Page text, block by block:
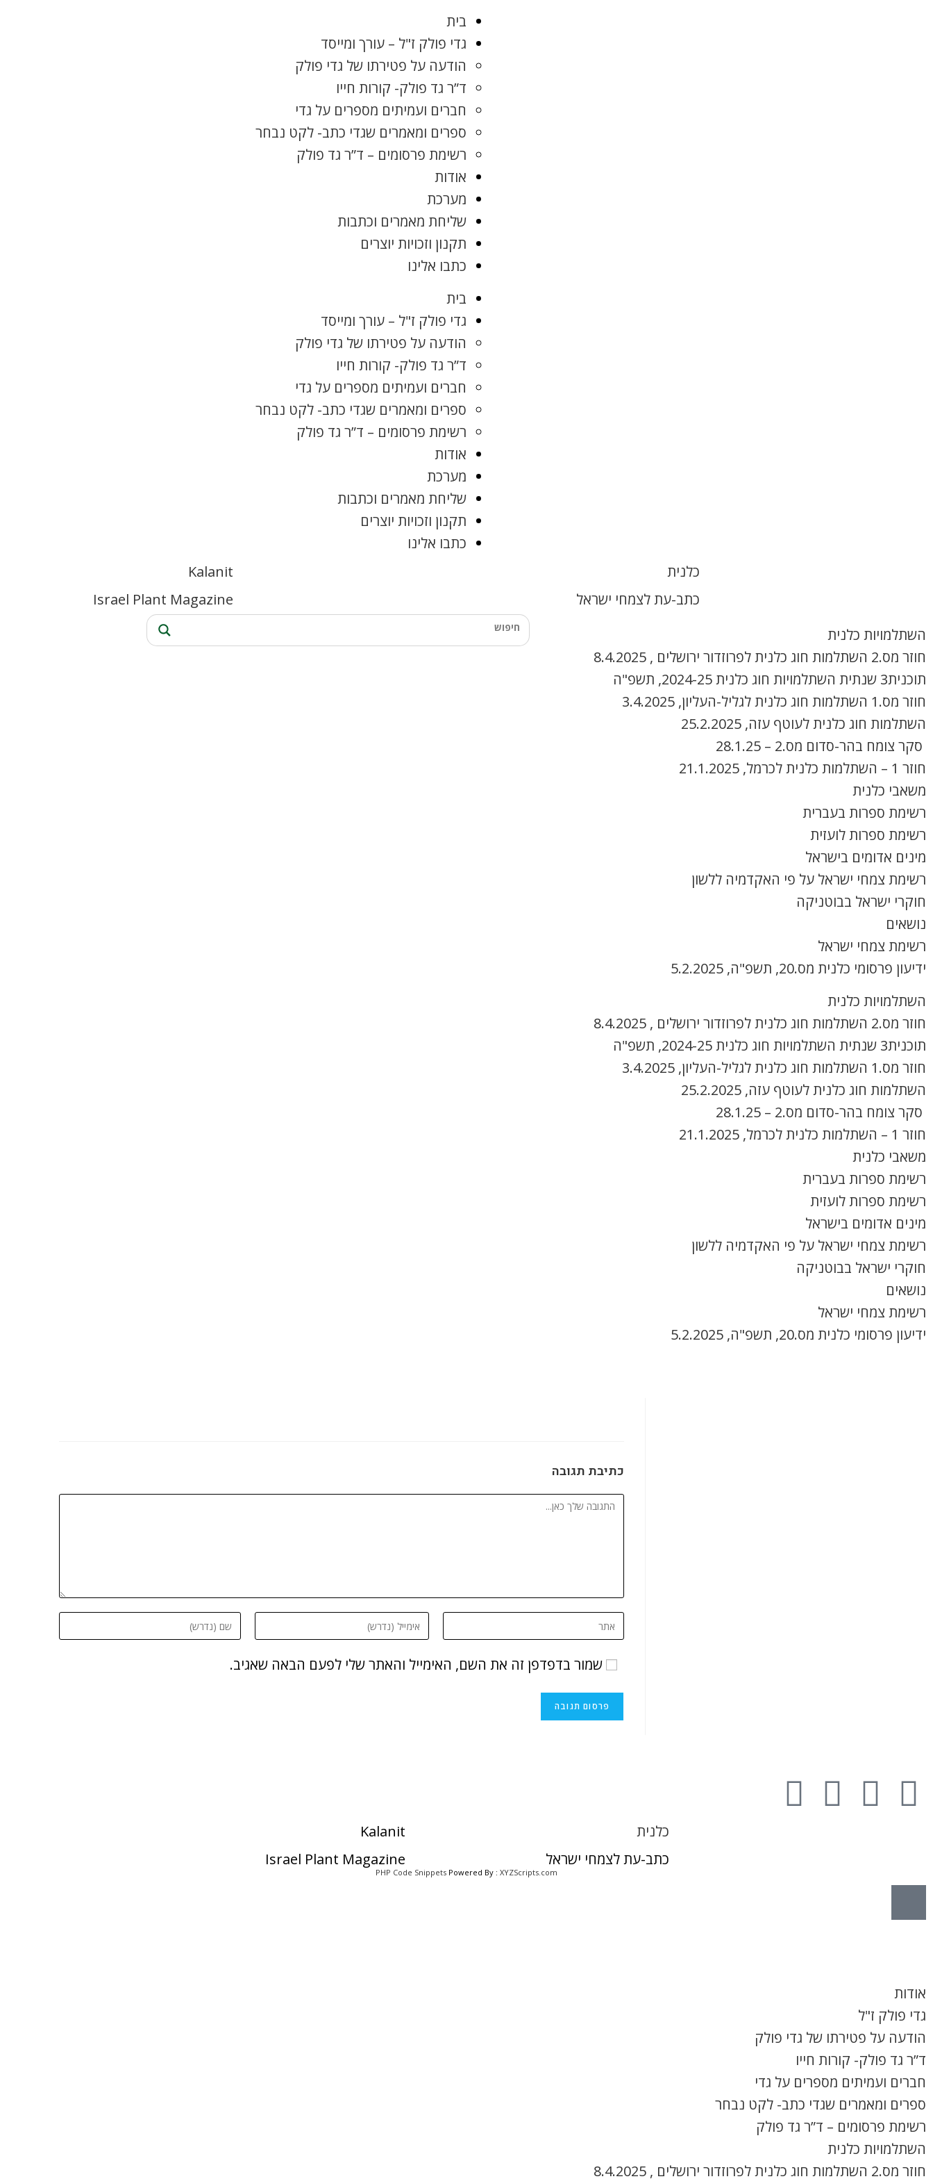
בית
גדי פולק ז"ל – עורך ומייסד
הודעה על פטירתו של גדי פולק
ד”ר גד פולק- קורות חייו
חברים ועמיתים מספרים על גדי
ספרים ומאמרים שגדי כתב- לקט נבחר
רשימת פרסומים – ד”ר גד פולק
אודות
מערכת
שליחת מאמרים וכתבות
תקנון וזכויות יוצרים
כתבו אלינו
בית
גדי פולק ז"ל – עורך ומייסד
הודעה על פטירתו של גדי פולק
ד”ר גד פולק- קורות חייו
חברים ועמיתים מספרים על גדי
ספרים ומאמרים שגדי כתב- לקט נבחר
רשימת פרסומים – ד”ר גד פולק
אודות
מערכת
שליחת מאמרים וכתבות
תקנון וזכויות יוצרים
כתבו אלינו
כלנית
כתב-עת לצמחי ישראל
Kalanit
Israel Plant Magazine
השתלמויות כלנית
חוזר מס.2 השתלמות חוג כלנית לפרוזדור ירושלים , 8.4.2025
תוכנית3 שנתית השתלמויות חוג כלנית 2024-25, תשפ"ה
חוזר מס.1 השתלמות חוג כלנית לגליל-העליון, 3.4.2025
השתלמות חוג כלנית לעוטף עזה, 25.2.2025
סקר צומח בהר-סדום מס.2 – 28.1.25
חוזר 1 – השתלמות כלנית לכרמל, 21.1.2025
משאבי כלנית
רשימת ספרות בעברית
רשימת ספרות לועזית
מינים אדומים בישראל
רשימת צמחי ישראל על פי האקדמיה ללשון
חוקרי ישראל בבוטניקה
נושאים
רשימת צמחי ישראל
ידיעון פרסומי כלנית מס.20, תשפ"ה, 5.2.2025
השתלמויות כלנית
חוזר מס.2 השתלמות חוג כלנית לפרוזדור ירושלים , 8.4.2025
תוכנית3 שנתית השתלמויות חוג כלנית 2024-25, תשפ"ה
חוזר מס.1 השתלמות חוג כלנית לגליל-העליון, 3.4.2025
השתלמות חוג כלנית לעוטף עזה, 25.2.2025
סקר צומח בהר-סדום מס.2 – 28.1.25
חוזר 1 – השתלמות כלנית לכרמל, 21.1.2025
משאבי כלנית
רשימת ספרות בעברית
רשימת ספרות לועזית
מינים אדומים בישראל
רשימת צמחי ישראל על פי האקדמיה ללשון
חוקרי ישראל בבוטניקה
נושאים
רשימת צמחי ישראל
ידיעון פרסומי כלנית מס.20, תשפ"ה, 5.2.2025
כתיבת תגובה
שמור בדפדפן זה את השם, האימייל והאתר שלי לפעם הבאה שאגיב.
כלנית
כתב-עת לצמחי ישראל
Kalanit
Israel Plant Magazine
PHP Code Snippets Powered By : XYZScripts.com
אודות
גדי פולק ז"ל
הודעה על פטירתו של גדי פולק
ד”ר גד פולק- קורות חייו
חברים ועמיתים מספרים על גדי
ספרים ומאמרים שגדי כתב- לקט נבחר
רשימת פרסומים – ד”ר גד פולק
השתלמויות כלנית
חוזר מס.2 השתלמות חוג כלנית לפרוזדור ירושלים , 8.4.2025